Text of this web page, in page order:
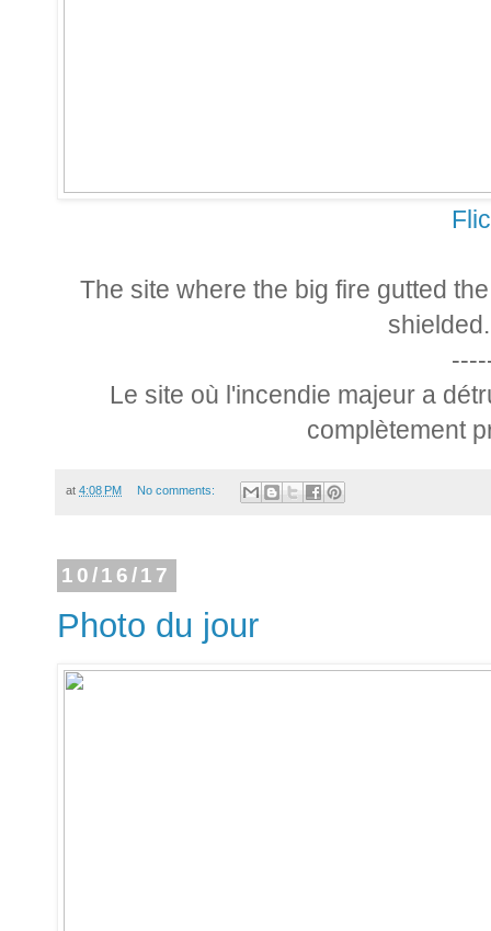
The site where the big fire gutted
Le site où l'incendie majeur a
complètement
at 4:08 PM No comments:
10/16/17
Photo du jour